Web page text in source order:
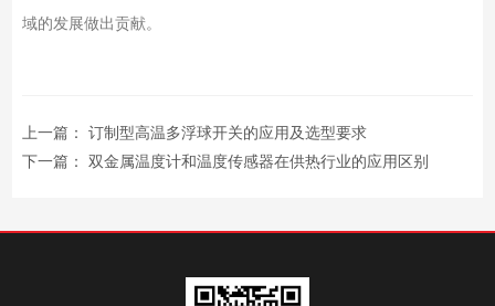
域的发展做出贡献。
上一篇： 订制型高温多浮球开关的应用及选型要求
下一篇： 双金属温度计和温度传感器在供热行业的应用区别